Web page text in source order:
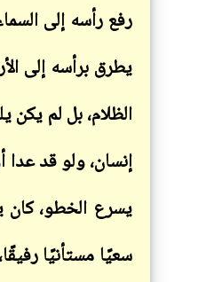
رفع رأسه إلى
يطرق برأسه إلى
الظلام، بل لم
إنسان، ولو قد
يسرع الخطو، كان
سعيًا مستأنيًا